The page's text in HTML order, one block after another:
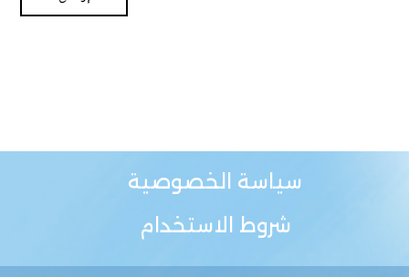
سياسة الخصوصية
شروط الاستخدام